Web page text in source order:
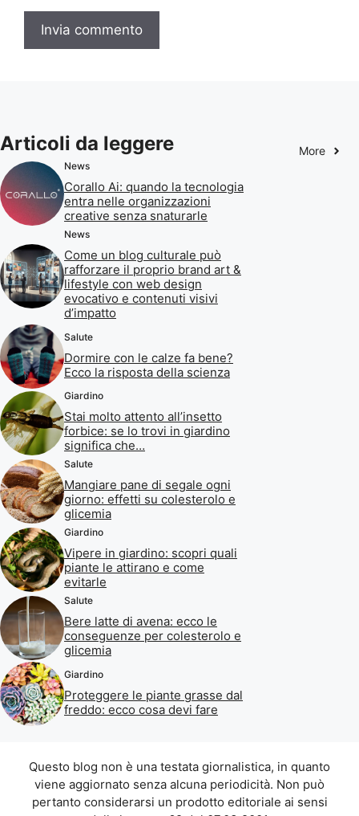
Articoli da leggere More
News
Corallo Ai: quando la tecnologia
entra nelle organizzazioni
creative senza snaturarle
News
Come un blog culturale può
rafforzare il proprio brand art &
lifestyle con web design
evocativo e contenuti visivi
d’impatto
Salute
Dormire con le calze fa bene?
Ecco la risposta della scienza
Giardino
Stai molto attento all’insetto
forbice: se lo trovi in giardino
significa che…
Salute
Mangiare pane di segale ogni
giorno: effetti su colesterolo e
glicemia
Giardino
Vipere in giardino: scopri quali
piante le attirano e come
evitarle
Salute
Bere latte di avena: ecco le
conseguenze per colesterolo e
glicemia
Giardino
Proteggere le piante grasse dal
freddo: ecco cosa devi fare
Questo blog non è una testata giornalistica, in quanto
viene aggiornato senza alcuna periodicità. Non può
pertanto considerarsi un prodotto editoriale ai sensi